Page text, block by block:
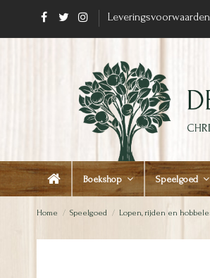
Leveringsvoorwaarden
Boekshop Speelgoed
Home Speelgoed Lopen, rijden en